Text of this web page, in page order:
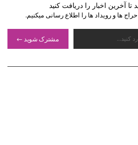
آخرین اخبار را دریافت کنید
ها و رویداد ها را اطلاع رسانی میکنیم.
مشترک شوید